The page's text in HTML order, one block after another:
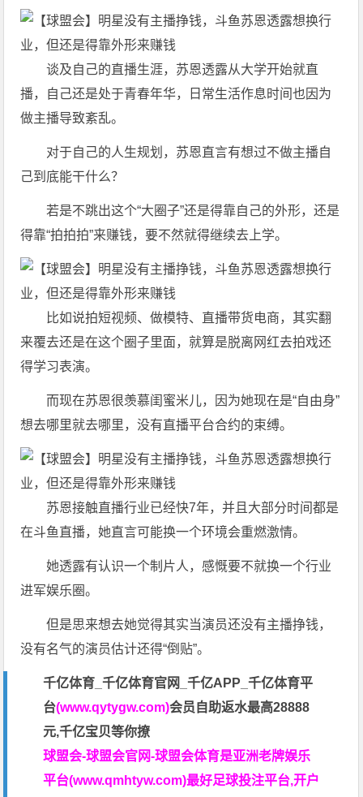
谈及自己的直播生涯，苏恩透露从大学开始就直
播，自己还是处于青春年华，日常生活作息时间也因为
做主播导致紊乱。
对于自己的人生规划，苏恩直言有想过不做主播自
己到底能干什么？
若是不跳出这个“大圈子”还是得靠自己的外形，还是
得靠“拍拍拍”来赚钱，要不然就得继续去上学。
比如说拍短视频、做模特、直播带货电商，其实翻
来覆去还是在这个圈子里面，就算是脱离网红去拍戏还
得学习表演。
而现在苏恩很羡慕闺蜜米儿，因为她现在是“自由身”
想去哪里就去哪里，没有直播平台合约的束缚。
苏恩接触直播行业已经快7年，并且大部分时间都是
在斗鱼直播，她直言可能换一个环境会重燃激情。
她透露有认识一个制片人，感慨要不就换一个行业
进军娱乐圈。
但是思来想去她觉得其实当演员还没有主播挣钱，
没有名气的演员估计还得“倒贴”。
千亿体育_千亿体育官网_千亿APP_千亿体育平
台(www.qytygw.com)会员自助返水最高28888
元,千亿宝贝等你撩
球盟会-球盟会官网-球盟会体育是亚洲老牌娱乐
平台(www.qmhtyw.com)最好足球投注平台,开户